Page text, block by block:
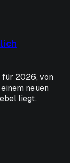
für 2026, von
neuen
liegt.